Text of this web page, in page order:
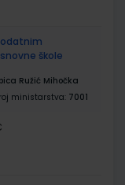
škole
Ružić Mihočka
ministarstva: 7001